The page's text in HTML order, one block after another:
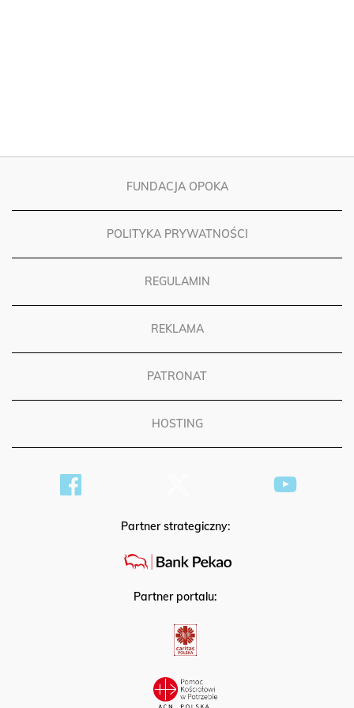
FUNDACJA OPOKA
POLITYKA PRYWATNOŚCI
REGULAMIN
REKLAMA
PATRONAT
HOSTING
Partner strategiczny:
Partner portalu: